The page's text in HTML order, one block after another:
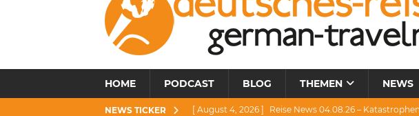
HOME PODCAST BLOG THEMEN NEWS
NEWS TICKER [ August 4, 2026 ] Reise News 04.08.26 –